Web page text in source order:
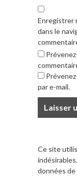
Enregistrer
dans le
par e-mail.
Ce site
indésirables.
données